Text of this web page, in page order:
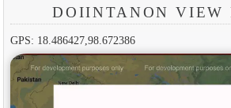
DOIINTANON VIEW
GPS: 18.486427,98.672386